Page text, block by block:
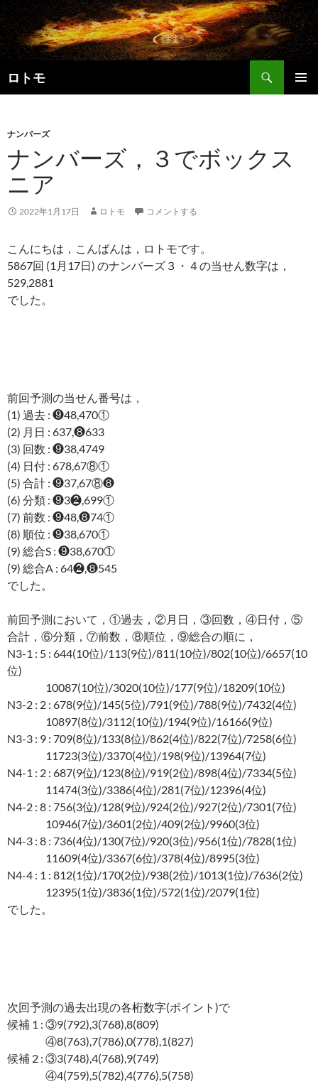
コ
ン
テ
ン
ツ
へ
プ
ロトモ
索
ナンバーズ
ナンバーズ，３でボックス
ニア
2022年1月17日 ロトモ コメントする
こんにちは，こんばんは，ロトモです。
5867回 (1月17日) のナンバーズ３・４の当せん数字は，
529,2881
でした。
前回予測の当せん番号は，
(1) 過去 : ❾48,470①
(2) 月日 : 637,❽633
(3) 回数 : ❾38,4749
(4) 日付 : 678,67⑧①
(5) 合計 : ❾37,67⑧❽
(6) 分類 : ❾3❷,699①
(7) 前数 : ❾48,❽74①
(8) 順位 : ❾38,670①
(9) 総合S : ❾38,670①
(9) 総合A : 64❷,❽545
でした。
前回予測において，①過去，②月日，③回数，④日付，⑤
合計，⑥分類，⑦前数，⑧順位，⑨総合の順に，
N3-1 : 5 : 644(10位)/113(9位)/811(10位)/802(10位)/6657(10
位)
10087(10位)/3020(10位)/177(9位)/18209(10位)
N3-2 : 2 : 678(9位)/145(5位)/791(9位)/788(9位)/7432(4位)
10897(8位)/3112(10位)/194(9位)/16166(9位)
N3-3 : 9 : 709(8位)/133(8位)/862(4位)/822(7位)/7258(6位)
11723(3位)/3370(4位)/198(9位)/13964(7位)
N4-1 : 2 : 687(9位)/123(8位)/919(2位)/898(4位)/7334(5位)
11474(3位)/3386(4位)/281(7位)/12396(4位)
N4-2 : 8 : 756(3位)/128(9位)/924(2位)/927(2位)/7301(7位)
10946(7位)/3601(2位)/409(2位)/9960(3位)
N4-3 : 8 : 736(4位)/130(7位)/920(3位)/956(1位)/7828(1位)
11609(4位)/3367(6位)/378(4位)/8995(3位)
N4-4 : 1 : 812(1位)/170(2位)/938(2位)/1013(1位)/7636(2位)
12395(1位)/3836(1位)/572(1位)/2079(1位)
でした。
次回予測の過去出現の各桁数字(ポイント)で
候補 1 : ③9(792),3(768),8(809)
④8(763),7(786),0(778),1(827)
候補 2 : ③3(748),4(768),9(749)
④4(759),5(782),4(776),5(758)